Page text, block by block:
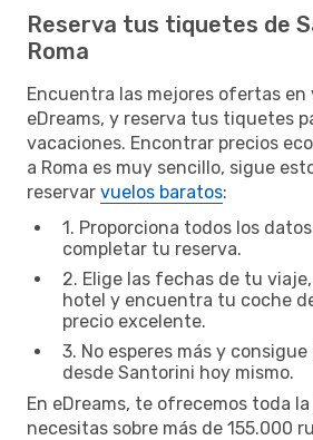
Reserva tus tiquetes de
Roma
Encuentra las mejores ofertas en
eDreams, y reserva tus tiquetes
vacaciones. Encontrar precios
a Roma es muy sencillo, sigue
reservar vuelos baratos:
1. Proporciona todos los
completar tu reserva.
2. Elige las fechas de tu
hotel y encuentra tu coche
precio excelente.
3. No esperes más y
desde Santorini hoy mismo.
En eDreams, te ofrecemos toda
necesitas sobre más de 155.000